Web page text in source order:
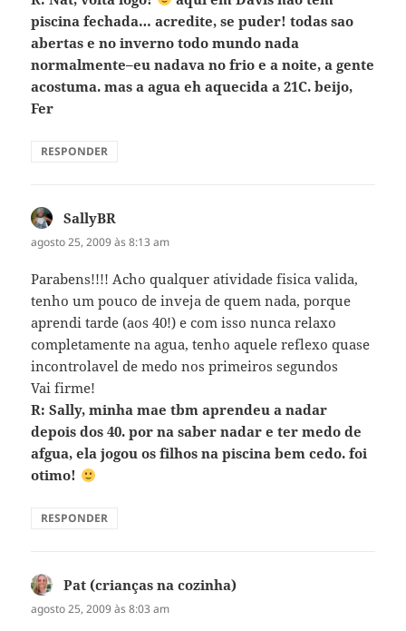
piscina fechada… acredite, se puder! todas sao
abertas e no inverno todo mundo nada
normalmente–eu nadava no frio e a noite, a gente
acostuma. mas a agua eh aquecida a 21C. beijo,
Fer
RESPONDER
SallyBR
agosto 25, 2009 às 8:13 am
Parabens!!!! Acho qualquer atividade fisica valida,
tenho um pouco de inveja de quem nada, porque
aprendi tarde (aos 40!) e com isso nunca relaxo
completamente na agua, tenho aquele reflexo quase
incontrolavel de medo nos primeiros segundos
Vai firme!
R: Sally, minha mae tbm aprendeu a nadar
depois dos 40. por na saber nadar e ter medo de
afgua, ela jogou os filhos na piscina bem cedo. foi
otimo!
RESPONDER
Pat (crianças na cozinha)
agosto 25, 2009 às 8:03 am